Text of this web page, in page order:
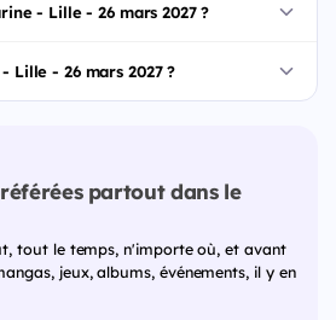
- Lille - 26 mars 2027 ?
Lille - 26 mars 2027 ?
partout dans le
tout le temps, n'importe où, et avant
jeux, albums, événements, il y en